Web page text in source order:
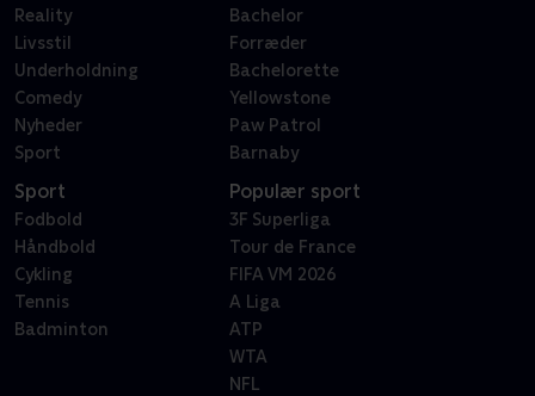
Reality
Livsstil
Underholdning
Comedy
Nyheder
Sport
Bachelor
Forræder
Bachelorette
Yellowstone
Paw Patrol
Barnaby
Sport
Fodbold
Håndbold
Cykling
Tennis
Badminton
Populær sport
3F Superliga
Tour de France
FIFA VM 2026
A Liga
ATP
WTA
NFL